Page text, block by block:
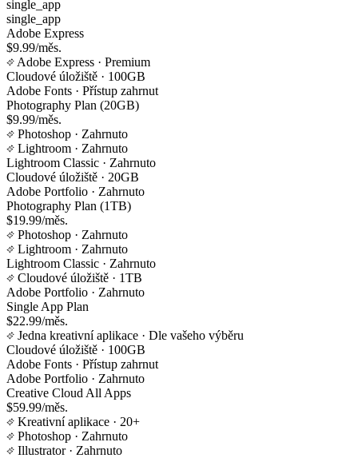
single_app
single_app
Adobe Express
$9.99/měs.
Adobe Express · Premium
Cloudové úložiště · 100GB
Adobe Fonts · Přístup zahrnut
Photography Plan (20GB)
$9.99/měs.
Photoshop · Zahrnuto
Lightroom · Zahrnuto
Lightroom Classic · Zahrnuto
Cloudové úložiště · 20GB
Adobe Portfolio · Zahrnuto
Photography Plan (1TB)
$19.99/měs.
Photoshop · Zahrnuto
Lightroom · Zahrnuto
Lightroom Classic · Zahrnuto
Cloudové úložiště · 1TB
Adobe Portfolio · Zahrnuto
Single App Plan
$22.99/měs.
Jedna kreativní aplikace · Dle vašeho výběru
Cloudové úložiště · 100GB
Adobe Fonts · Přístup zahrnut
Adobe Portfolio · Zahrnuto
Creative Cloud All Apps
$59.99/měs.
Kreativní aplikace · 20+
Photoshop · Zahrnuto
Illustrator · Zahrnuto